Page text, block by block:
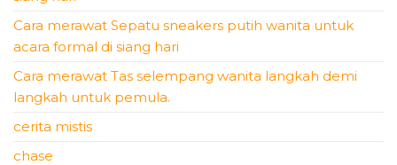
Cara merawat Sepatu sneakers putih wanita untuk
acara formal di siang hari
Cara merawat Tas selempang wanita langkah demi
langkah untuk pemula.
cerita mistis
chase